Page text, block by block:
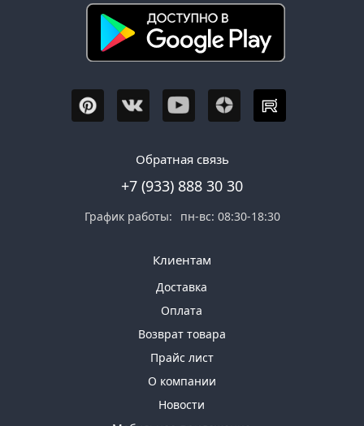
Обратная связь
+7 (933) 888 30 30
График работы: пн-вс: 08:30-18:30
Клиентам
Доставка
Оплата
Возврат товара
Прайс лист
О компании
Новости